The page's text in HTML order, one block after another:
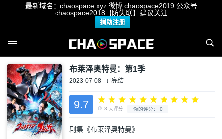
最新域名：chaospace.xyz 微博 chaospace2019 公众号
chaospace2018【防失联】建议关注
捐助注册
布莱泽奥特曼：第1季
2023-07-08 已完结
9.7
剧集《布莱泽奥特曼》